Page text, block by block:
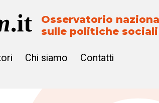
Osservatorio
sulle politiche sociali
Chi siamo Contatti